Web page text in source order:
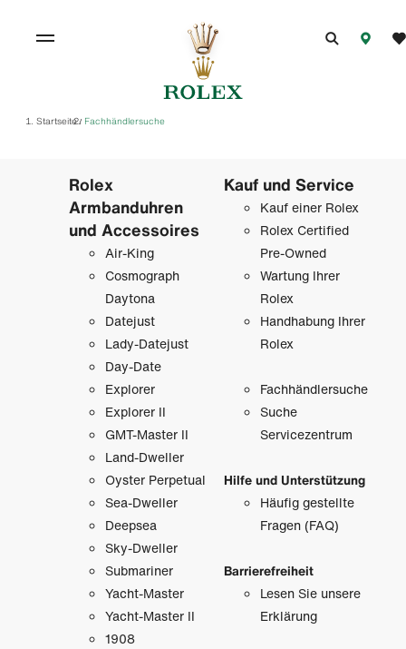
Startseite/ Fachhändlersuche
Rolex
Armbanduhren
und Accessoires
Air-King
Cosmograph
Daytona
Datejust
Lady-Datejust
Day-Date
Explorer
Explorer II
GMT-Master II
Land-Dweller
Oyster Perpetual
Sea-Dweller
Deepsea
Sky-Dweller
Submariner
Yacht-Master
Yacht-Master II
1908
Kauf und Service
Kauf einer Rolex
Rolex Certified
Pre-Owned
Wartung Ihrer
Rolex
Handhabung Ihrer
Rolex
Fachhändlersuche
Suche
Servicezentrum
Hilfe und Unterstützung
Häufig gestellte
Fragen (FAQ)
Barrierefreiheit
Lesen Sie unsere
Erklärung